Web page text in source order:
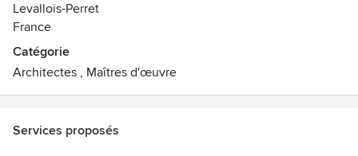
Levallois-Perret
France
Catégorie
Architectes , Maîtres d'œuvre
Services proposés